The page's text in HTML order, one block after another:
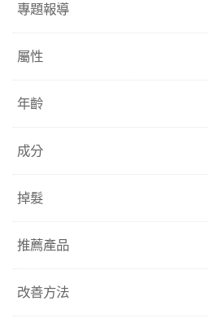
專題報導
屬性
年齡
成分
掉髮
推薦產品
改善方法